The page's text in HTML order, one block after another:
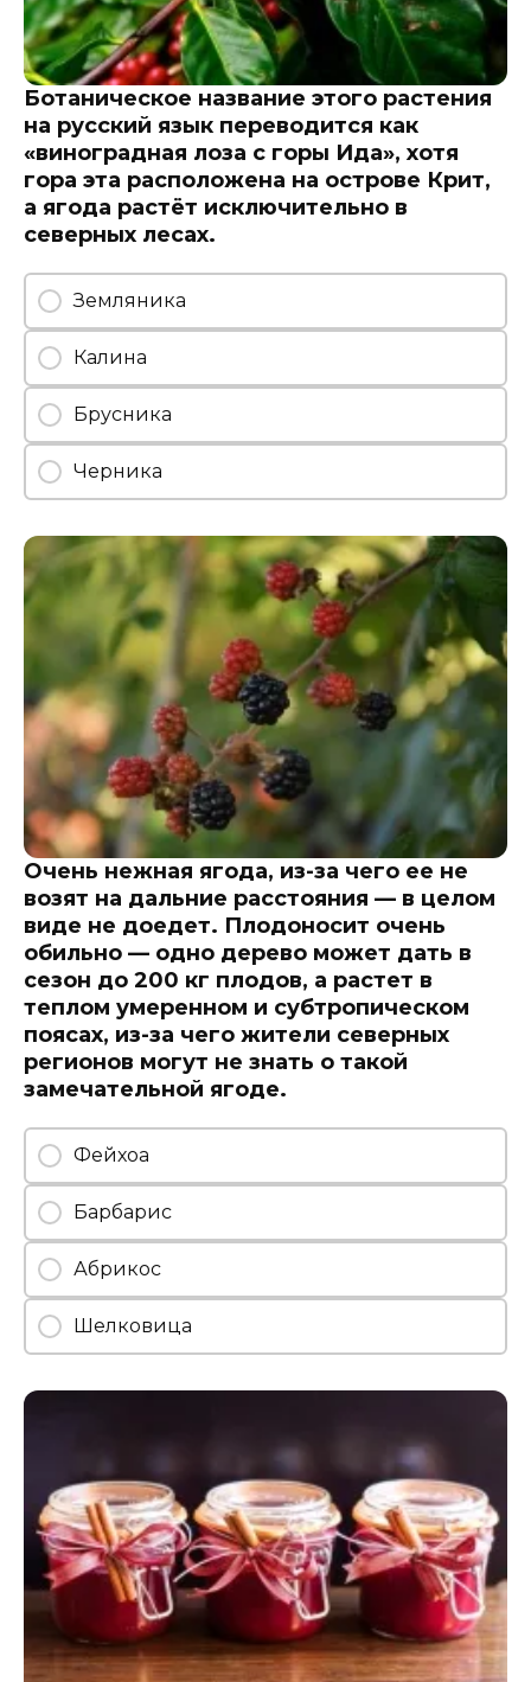
Ботаническое название этого растения
на русский язык переводится как
«виноградная лоза с горы Ида», хотя
гора эта расположена на острове Крит,
а ягода растёт исключительно в
северных лесах.
Земляника
Калина
Брусника
Черника
Очень нежная ягода, из-за чего ее не
возят на дальние расстояния — в целом
виде не доедет. Плодоносит очень
обильно — одно дерево может дать в
сезон до 200 кг плодов, а растет в
теплом умеренном и субтропическом
поясах, из-за чего жители северных
регионов могут не знать о такой
замечательной ягоде.
Фейхоа
Барбарис
Абрикос
Шелковица